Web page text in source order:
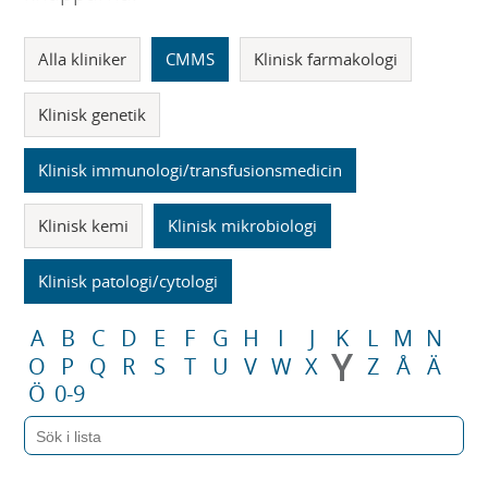
Alla kliniker CMMS Klinisk farmakologi
Klinisk genetik
Klinisk immunologi/transfusionsmedicin
Klinisk kemi Klinisk mikrobiologi
Klinisk patologi/cytologi
A B C D E F G H I J K L M N
O
P Q R S T U V W X Y Z Å Ä
Ö 0-9